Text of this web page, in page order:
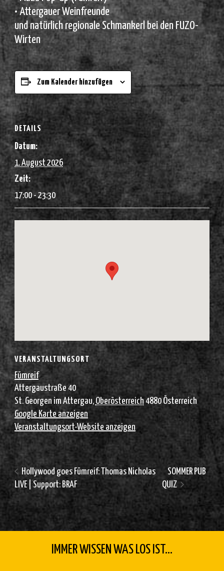
• Attergauer Weinfreunde
und natürlich regionale Schmankerl bei den FUZO-
Wirten
Zum Kalender hinzufügen
DETAILS
Datum:
1. August 2026
Zeit:
17:00 - 23:30
VERANSTALTUNGSORT
Fümreif
Attergaustraße 40
St. Georgen im Attergau, Oberösterreich 4880Österreich
Google Karte anzeigen
Veranstaltungsort-Website anzeigen
Hollywood goes Fümreif: Thomas Nicholas
LIVE | Support: BRAF
SOMMER PUB
QUIZ
IMMER WISSEN WAS LOS IST...